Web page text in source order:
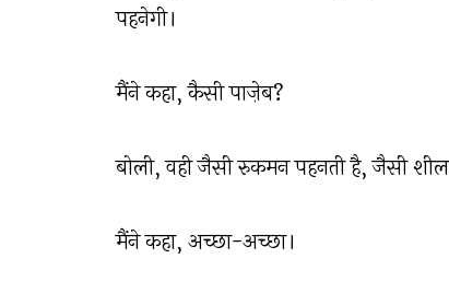
पहनेगी।
मैंने कहा, कैसी पाज़ेब?
बोली, वही जैसी रुकमन पहनती है, जैसी
मैंने कहा, अच्छा-अच्छा।